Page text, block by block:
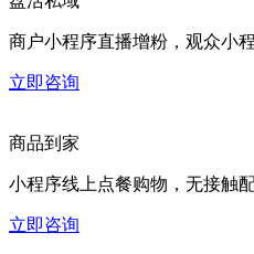
商户小程序直播增粉，观众小
立即咨询
商品到家
小程序线上点餐购物，无接触
立即咨询